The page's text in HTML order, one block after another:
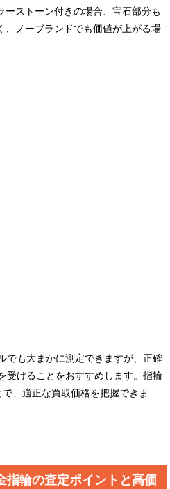
ーストーン付きの場合、宝石部分も
、ノーブランドでも価値が上がる場
でも大まかに測定できますが、正確
受けることをおすすめします。指輪
、適正な買取価格を把握できま
指輪の査定ポイントと高価